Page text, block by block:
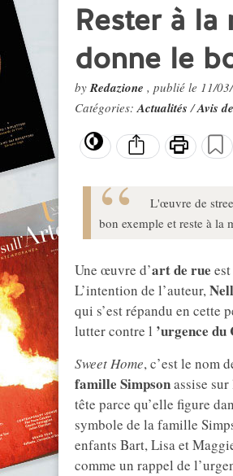
Rester à
donne le
byRedazione , publié le 11/
Catégories:Actualités/Avis
L'œuvre de
bon exemple et reste à la
Une œuvre d’art de rue
L’intention de l’auteur,
qui s’est répandu en cette
lutter contre l ’urgence
Sweet Home, c’est le nom
famille Simpsonassise
tête parce qu’elle figure
symbole de la famille
enfants Bart, Lisa et
comme un rappel de